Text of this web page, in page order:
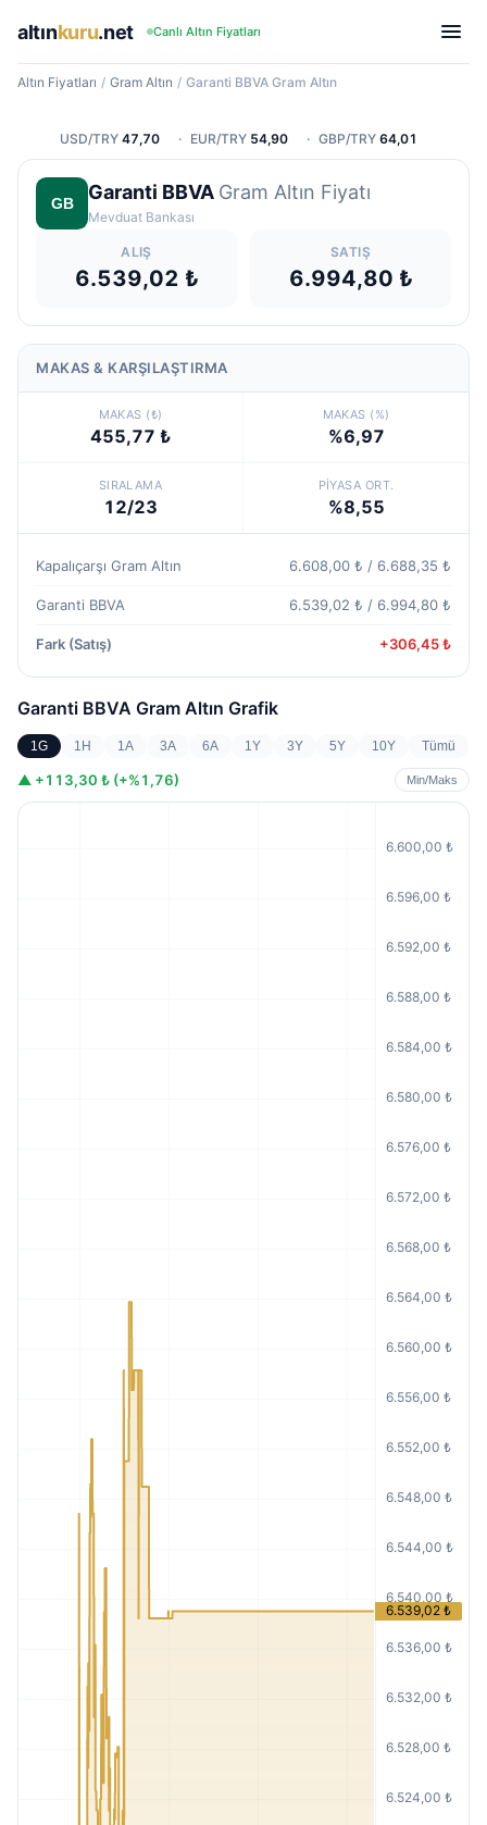
altınkuru.net Canlı Altın Fiyatları
Altın Fiyatları / Gram Altın / Garanti BBVA Gram Altın
USD/TRY 47,70 · EUR/TRY 54,90 · GBP/TRY 64,01
Garanti BBVA Gram Altın Fiyatı
Mevduat Bankası
ALIŞ
6.539,02 ₺
SATIŞ
6.994,80 ₺
MAKAS & KARŞILAŞTIRMA
MAKAS (₺)
455,77 ₺
MAKAS (%)
%6,97
SIRALAMA
12/23
PIYASA ORT.
%8,55
Kapalıçarşı Gram Altın 6.608,00 ₺ / 6.688,35 ₺
Garanti BBVA 6.539,02 ₺ / 6.994,80 ₺
Fark (Satış) +306,45 ₺
Garanti BBVA Gram Altın Grafik
1G 1H 1A 3A 6A 1Y 3Y 5Y 10Y Tümü
▲ +113,30 ₺ (+%1,76) Min/Maks